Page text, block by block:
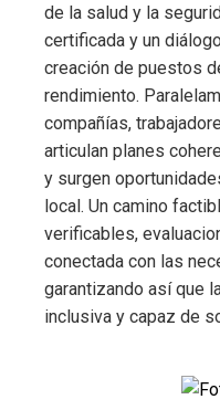
de la salud y la
certificada y un
creación de puestos
rendimiento.
compañías,
articulan planes
y surgen
local. Un camino
verificables,
conectada con las
garantizando así que
inclusiva y capaz de